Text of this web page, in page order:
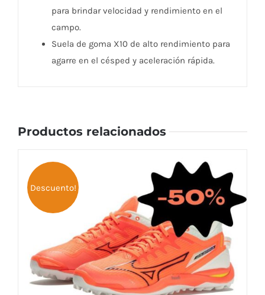
para brindar velocidad y rendimiento en el
campo.
Suela de goma X10 de alto rendimiento para
agarre en el césped y aceleración rápida.
Productos relacionados
Descuento!